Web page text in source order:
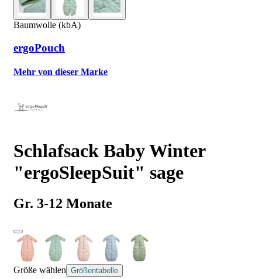
Baumwolle (kbA)
ergoPouch
Mehr von dieser Marke
Schlafsack Baby Winter
"ergoSleepSuit" sage
Gr. 3-12 Monate
Größe wählen Größentabelle